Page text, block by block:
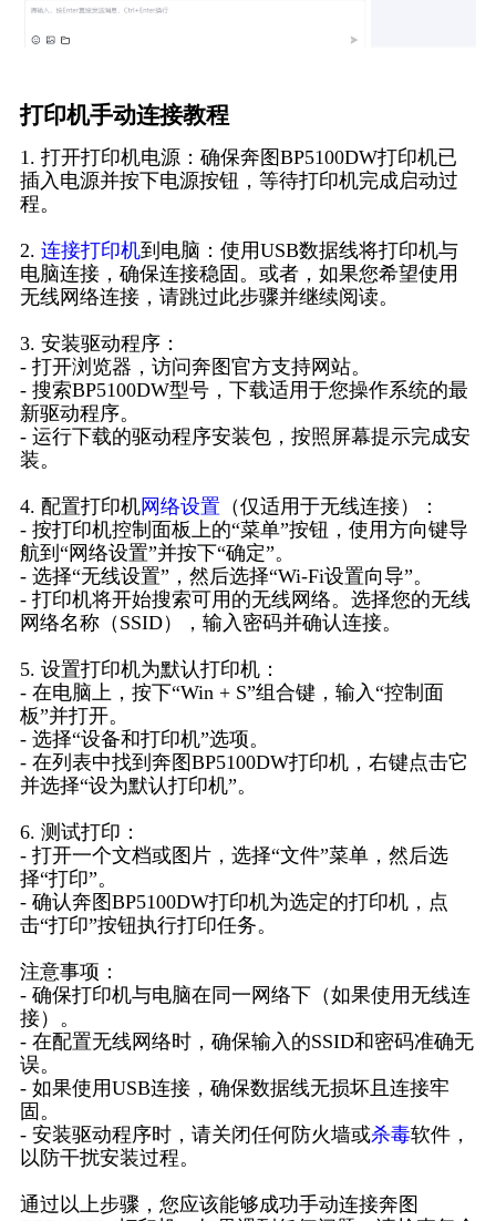
打印机手动连接教程
1. 打开打印机电源：确保奔图BP5100DW打印机已
插入电源并按下电源按钮，等待打印机完成启动过
程。
2. 连接打印机到电脑：使用USB数据线将打印机与
电脑连接，确保连接稳固。或者，如果您希望使用
无线网络连接，请跳过此步骤并继续阅读。
3. 安装驱动程序：
- 打开浏览器，访问奔图官方支持网站。
- 搜索BP5100DW型号，下载适用于您操作系统的最
新驱动程序。
- 运行下载的驱动程序安装包，按照屏幕提示完成安
装。
4. 配置打印机网络设置 （仅适用于无线连接）：
- 按打印机控制面板上的“菜单”按钮，使用方向键导
航到“网络设置”并按下“确定”。
- 选择“无线设置”，然后选择“Wi-Fi设置向导”。
- 打印机将开始搜索可用的无线网络。选择您的无线
网络名称（SSID），输入密码并确认连接。
5. 设置打印机为默认打印机：
- 在电脑上，按下“Win + S”组合键，输入“控制面
板”并打开。
- 选择“设备和打印机”选项。
- 在列表中找到奔图BP5100DW打印机，右键点击它
并选择“设为默认打印机”。
6. 测试打印：
- 打开一个文档或图片，选择“文件”菜单，然后选
择“打印”。
- 确认奔图BP5100DW打印机为选定的打印机，点
击“打印”按钮执行打印任务。
注意事项：
- 确保打印机与电脑在同一网络下（如果使用无线连
接）。
- 在配置无线网络时，确保输入的SSID和密码准确无
误。
- 如果使用USB连接，确保数据线无损坏且连接牢
固。
- 安装驱动程序时，请关闭任何防火墙或杀毒软件，
以防干扰安装过程。
通过以上步骤，您应该能够成功手动连接奔图